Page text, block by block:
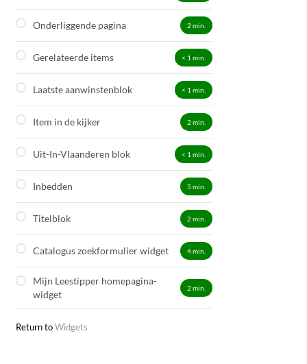
Onderliggende pagina 2 min.
Gerelateerde items < 1 min.
Laatste aanwinstenblok < 1 min.
Item in de kijker 2 min.
Uit-In-Vlaanderen blok < 1 min.
Inbedden 5 min.
Titelblok 2 min.
Catalogus zoekformulier widget 4min.
Mijn Leestipper homepagina-
widget
2 min.
Return toWidgets